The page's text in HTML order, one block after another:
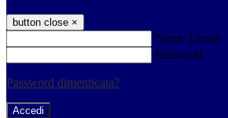
button close ×
Nome Utente
Password
Password dimenticata?